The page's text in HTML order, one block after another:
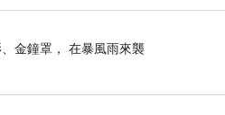
倒進了一點點酒(約平常
金鐘罩， 在暴風雨來襲